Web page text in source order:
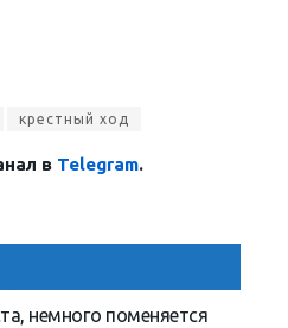
крестный ход
в Telegram.
немного поменяется